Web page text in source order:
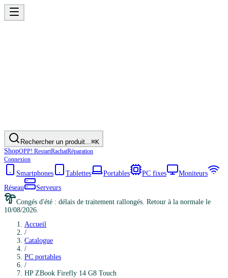
Rechercher un produit...⌘K
ShopOPP! RestartRachatRéparation
Connexion
Smartphones Tablettes Portables PC fixes
Moniteurs
Réseau
Serveurs
Congés d'été : délais de traitement rallongés. Retour à la normale le
10/08/2026.
Accueil
/
Catalogue
/
PC portables
/
HP ZBook Firefly 14 G8 Touch